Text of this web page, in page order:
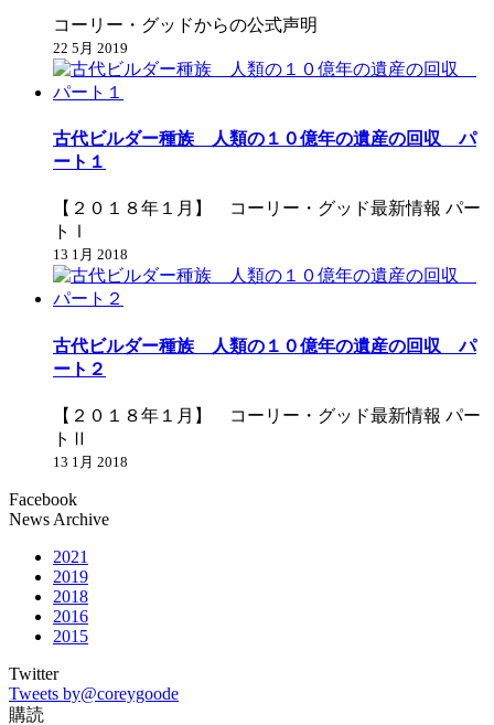
コーリー・グッドからの公式声明
22 5月 2019
古代ビルダー種族 人類の１０億年の遺産の回収 パ
ート１
【２０１８年１月】 コーリー・グッド最新情報 パー
トⅠ
13 1月 2018
古代ビルダー種族 人類の１０億年の遺産の回収 パ
ート２
【２０１８年１月】 コーリー・グッド最新情報 パー
トⅡ
13 1月 2018
Facebook
News Archive
2021
2019
2018
2016
2015
Twitter
Tweets by@coreygoode
購読